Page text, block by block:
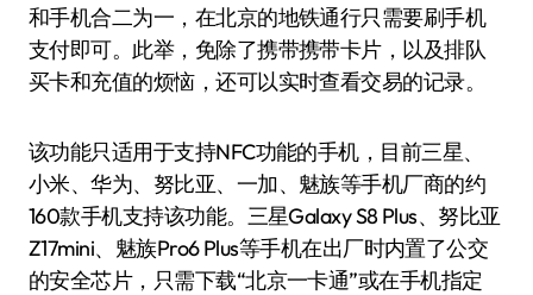
和手机合二为一，在北京的地铁通行只需要刷手机
支付即可。此举，免除了携带携带卡片，以及排队
买卡和充值的烦恼，还可以实时查看交易的记录。
该功能只适用于支持NFC功能的手机，目前三星、
小米、华为、努比亚、一加、魅族等手机厂商的约
160款手机支持该功能。三星Galaxy S8 Plus、努比亚
Z17mini、魅族Pro6 Plus等手机在出厂时内置了公交
的安全芯片，只需下载“北京一卡通”或在手机指定